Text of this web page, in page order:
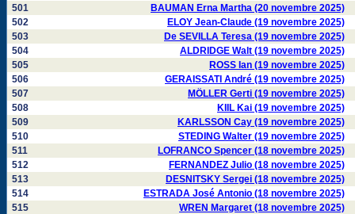
501
BAUMAN Erna Martha (20 novembre 2025)
502
ELOY Jean-Claude (19 novembre 2025)
503
De SEVILLA Teresa (19 novembre 2025)
504
ALDRIDGE Walt (19 novembre 2025)
505
ROSS Ian (19 novembre 2025)
506
GERAISSATI André (19 novembre 2025)
507
MÖLLER Gerti (19 novembre 2025)
508
KIIL Kai (19 novembre 2025)
509
KARLSSON Cay (19 novembre 2025)
510
STEDING Walter (19 novembre 2025)
511
LOFRANCO Spencer (18 novembre 2025)
512
FERNANDEZ Julio (18 novembre 2025)
513
DESNITSKY Sergei (18 novembre 2025)
514
ESTRADA José Antonio (18 novembre 2025)
515
WREN Margaret (18 novembre 2025)